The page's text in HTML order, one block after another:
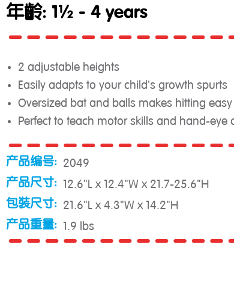
年齡: 1½ - 4 years
2 adjustable heights
Easily adapts to your child's growth spurts
Oversized bat and balls makes hitting easy
Perfect to teach motor skills and hand-eye
产品编号: 2049
产品尺寸: 12.6"L x 12.4"W x 21.7-25.6"H
包裝尺寸: 21.6"L x 4.3"W x 14.2"H
产品重量: 1.9 lbs